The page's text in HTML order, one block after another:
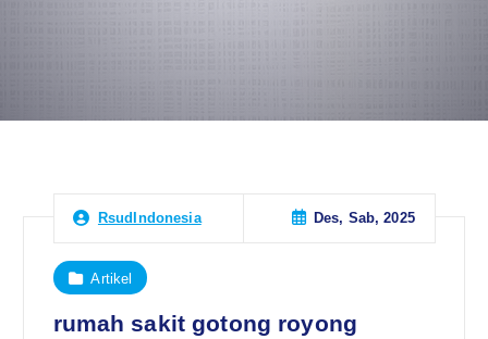
RsudIndonesia Des, Sab, 2025
Artikel
rumah sakit gotong royong